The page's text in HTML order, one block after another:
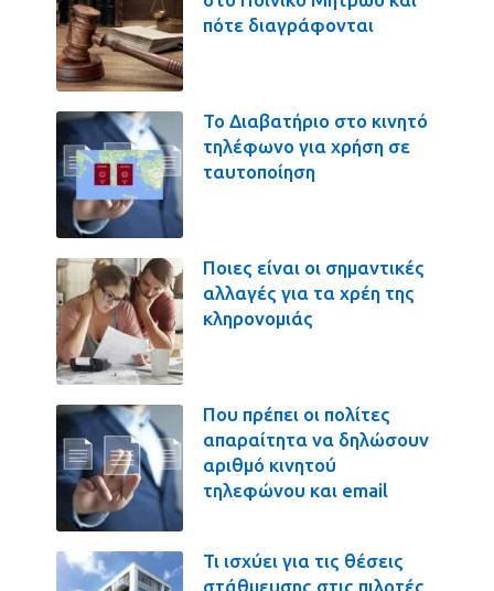
πότε διαγράφονται
Το Διαβατήριο στο κινητό
τηλέφωνο για χρήση σε
ταυτοποίηση
Ποιες είναι οι σημαντικές
αλλαγές για τα χρέη της
κληρονομιάς
Που πρέπει οι πολίτες
απαραίτητα να δηλώσουν
αριθμό κινητού
τηλεφώνου και email
Τι ισχύει για τις θέσεις
στάθμευσης στις πιλοτές